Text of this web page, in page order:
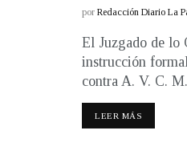
por Redacción Diario La
El Juzgado de lo
instrucción
contra A. V. C.
LEER MÁS